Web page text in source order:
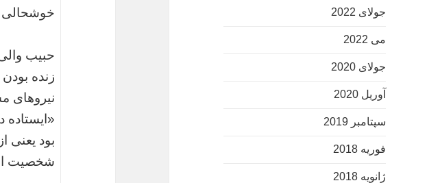
جولای 2022
می 2022
جولای 2020
آوریل 2020
سپتامبر 2019
فوریه 2018
ژانویه 2018
خوشحالی
حبیب والی
زنده
نیروهای
بود یعنی
شخصیت